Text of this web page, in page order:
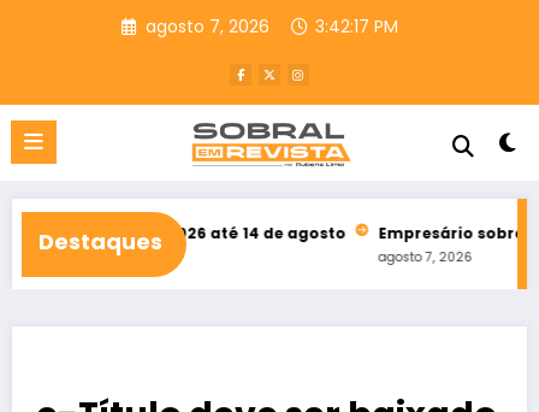
agosto 7, 2026 3:42:19 PM
Destaques
2026 até 14 de agosto Empresário sobralense participa